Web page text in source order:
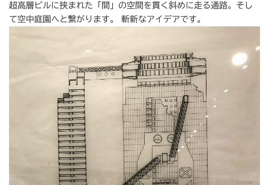
超高層ビルに挟まれた「間」の空間を貫く斜めに走る通路。そし
て空中庭園へと繋がります。 斬新なアイデアです。